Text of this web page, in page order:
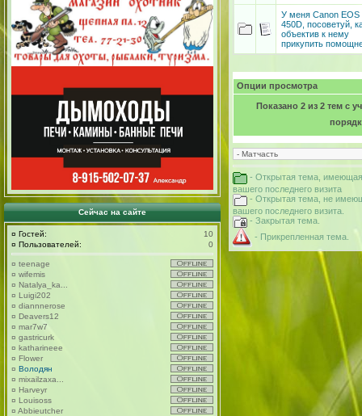
Сейчас на сайте
¤ Гостей:
10
¤ Пользователей: 0
¤ teenage
¤ wifemis
¤ Natalya_ka...
¤ Luigi202
¤ diannnerose
¤ Deavers12
¤ mar7w7
¤ gastricurk
¤ katharineee
¤ Flower
¤ Володян
¤ mixailzaxa...
¤ Harveyr
¤ Louisoss
¤ Abbieutcher
У меня Canon EOS
450D, посоветуй,
объектив к нему
прикупить
Опции просмотра
Показано 2 из 2 тем с
- Открытая тема,
вашего последнего визита
- Открытая тема, не
вашего последнего визита.
- Закрытая тема.
- Прикрепленная тема.